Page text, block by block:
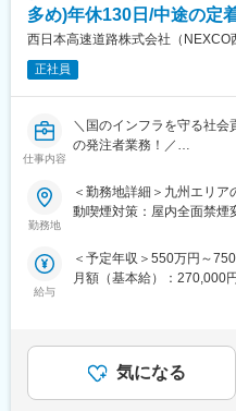
◆地場配送ドライバー
志布志市を起点として南九
材や飲料水など、地域の産
業、陸上事業、港湾事業
化展開してきました。
メーカーとの取引があり
ります。
◇近年ではタイやインドネ
業も展開し経営基盤をより
変更の範囲：会社の定める
多め)年休130日/中途の定
西日本高速道路株式会社（NEXCO
正社員
仕事内容
＼国のインフラを守る社
の発注者業務！／
少なめ！夜勤少なめ
＊定着率90％以上！中途
■職務内容：
発注者の立場として、高速
※発注者の立場になります
の作業が中心ではありません
勤務地
＜勤務地詳細＞九州エリ
動喫煙対策：屋内全面禁煙
給与
＜予定年収＞550万円～
月額（基本給）：270,000
性があります。月給(月額)
気になる